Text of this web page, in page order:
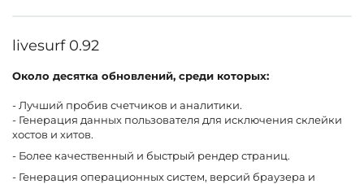
livesurf 0.92
Около десятка обновлений, среди которых:
- Лучший пробив счетчиков и аналитики.
- Генерация данных пользователя для исключения склейки
хостов и хитов.
- Более качественный и быстрый рендер страниц.
- Генерация операционных систем, версий браузера и